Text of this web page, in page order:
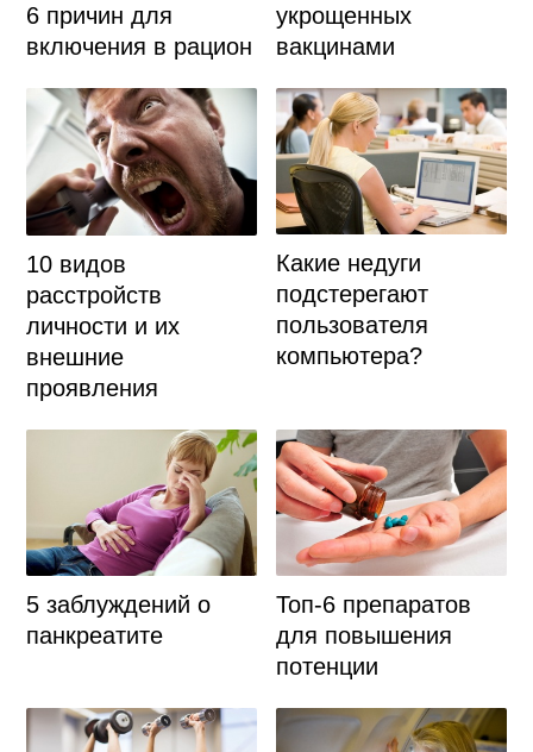
6 причин для
включения в рацион
укрощенных
вакцинами
10 видов
расстройств
личности и их
внешние
проявления
Какие недуги
подстерегают
пользователя
компьютера?
5 заблуждений о
панкреатите
Топ-6 препаратов
для повышения
потенции